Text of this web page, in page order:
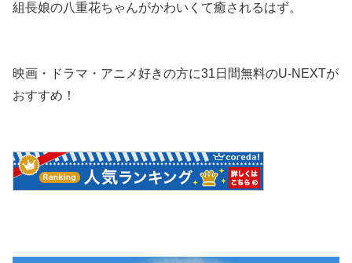
組長娘の八重花ちゃんがかわいくて癒されるはず。
映画・ドラマ・アニメ好きの方に31日間無料のU-NEXTが
おすすめ！